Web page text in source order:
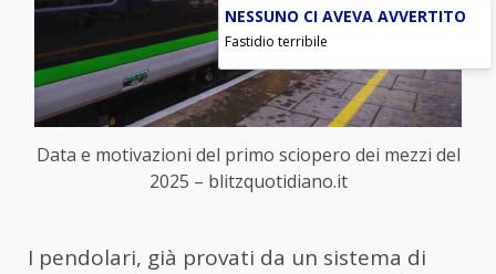
Data e motivazioni del primo sciopero dei mezzi del
2025 – blitzquotidiano.it
I pendolari, già provati da un sistema di
NESSUNO CI AVEVA AVVERTITO
Fastidio terribile